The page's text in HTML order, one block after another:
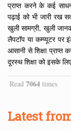
प्राप्त करने के कई
पढ़ाई को भी जारी रख
खुली सामग्री, खुली
लैपटॉप या कम्प्यूटर
आसानी से शिक्षा
दूरस्थ शिक्षा को इसके
Read 7064 times
Latest